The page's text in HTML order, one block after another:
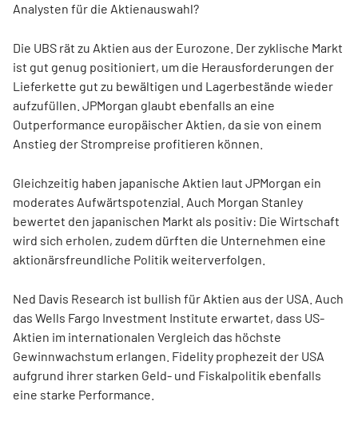
Analysten für die Aktienauswahl?
Die UBS rät zu Aktien aus der Eurozone. Der zyklische Markt
ist gut genug positioniert, um die Herausforderungen der
Lieferkette gut zu bewältigen und Lagerbestände wieder
aufzufüllen. JPMorgan glaubt ebenfalls an eine
Outperformance europäischer Aktien, da sie von einem
Anstieg der Strompreise profitieren können.
Gleichzeitig haben japanische Aktien laut JPMorgan ein
moderates Aufwärtspotenzial. Auch Morgan Stanley
bewertet den japanischen Markt als positiv: Die Wirtschaft
wird sich erholen, zudem dürften die Unternehmen eine
aktionärsfreundliche Politik weiterverfolgen.
Ned Davis Research ist bullish für Aktien aus der USA. Auch
das Wells Fargo Investment Institute erwartet, dass US-
Aktien im internationalen Vergleich das höchste
Gewinnwachstum erlangen. Fidelity prophezeit der USA
aufgrund ihrer starken Geld- und Fiskalpolitik ebenfalls
eine starke Performance.